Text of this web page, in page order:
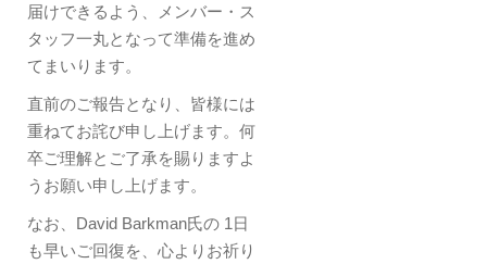
届けできるよう、メンバー・ス
タッフ一丸となって準備を進め
てまいります。
​直前のご報告となり、皆様には
重ねてお詫び申し上げます。何
卒ご理解とご了承を賜りますよ
うお願い申し上げます。
なお、David Barkman氏の 1日
も早いご回復を、心よりお祈り